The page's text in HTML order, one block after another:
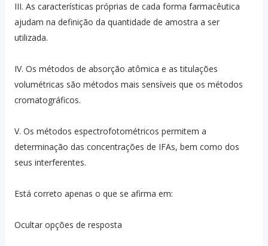
III. As características próprias de cada forma farmacêutica
ajudam na definição da quantidade de amostra a ser
utilizada.
IV. Os métodos de absorção atômica e as titulações
volumétricas são métodos mais sensíveis que os métodos
cromatográficos.
V. Os métodos espectrofotométricos permitem a
determinação das concentrações de IFAs, bem como dos
seus interferentes.
Está correto apenas o que se afirma em:
Ocultar opções de resposta